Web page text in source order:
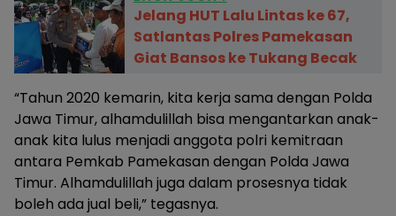
Jelang HUT Lalu Lintas ke 67,
Satlantas Polres Pamekasan
Giat Bansos ke Tukang Becak
“Tahun 2020 kemarin, kita kerja sama dengan Polda
Jawa Timur, alhamdulillah bisa mengantarkan anak-
anak kita lulus menjadi anggota polri kemitraan
antara Pemkab Pamekasan dengan Polda Jawa
Timur. Alhamdulillah juga dalam prosesnya tidak
boleh ada jual beli,” tegasnya.